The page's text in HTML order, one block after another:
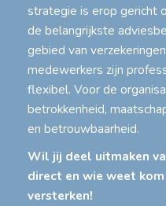
strategie is erop gericht
de belangrijkste
gebied van
medewerkers zijn
flexibel. Voor de
betrokkenheid,
en betrouwbaarheid.
Wil jij deel uitmaken
direct en wie weet
versterken!